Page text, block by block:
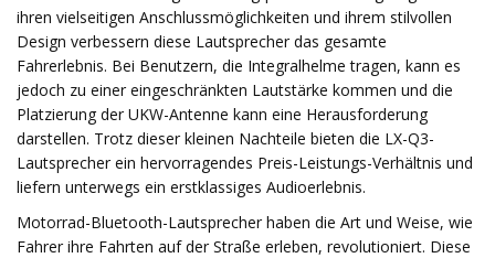
ihren vielseitigen Anschlussmöglichkeiten und ihrem stilvollen
Design verbessern diese Lautsprecher das gesamte
Fahrerlebnis. Bei Benutzern, die Integralhelme tragen, kann es
jedoch zu einer eingeschränkten Lautstärke kommen und die
Platzierung der UKW-Antenne kann eine Herausforderung
darstellen. Trotz dieser kleinen Nachteile bieten die LX-Q3-
Lautsprecher ein hervorragendes Preis-Leistungs-Verhältnis und
liefern unterwegs ein erstklassiges Audioerlebnis.
Motorrad-Bluetooth-Lautsprecher haben die Art und Weise, wie
Fahrer ihre Fahrten auf der Straße erleben, revolutioniert. Diese